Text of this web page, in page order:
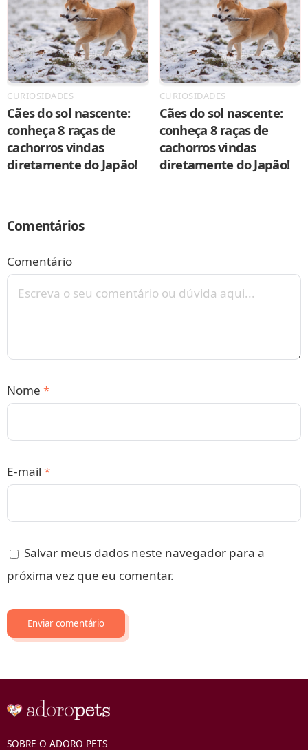
CURIOSIDADES
Cães do sol nascente:
conheça 8 raças de
cachorros vindas
diretamente do Japão!
CURIOSIDADES
Cães do sol nascente:
conheça 8 raças de
cachorros vindas
diretamente do Japão!
Comentários
Comentário
Nome *
E-mail *
Salvar meus dados neste navegador para a
próxima vez que eu comentar.
SOBRE O ADORO PETS